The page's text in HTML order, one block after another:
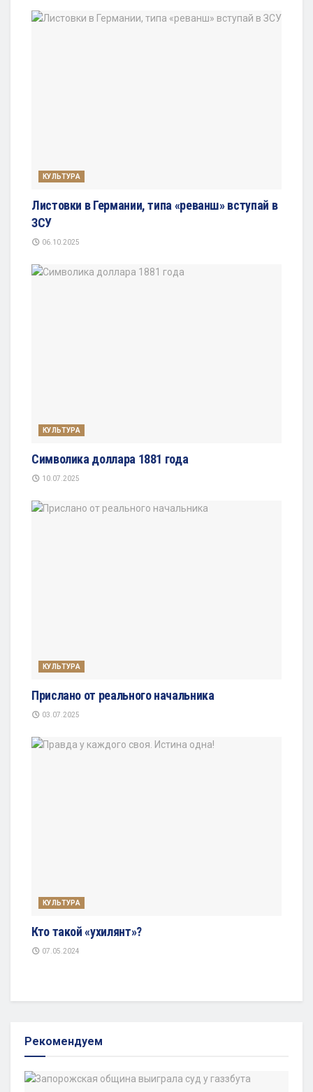
КУЛЬТУРА
Листовки в Германии, типа «реванш» вступай в
ЗСУ
06.10.2025
КУЛЬТУРА
Символика доллара 1881 года
10.07.2025
КУЛЬТУРА
Прислано от реального начальника
03.07.2025
КУЛЬТУРА
Кто такой «ухилянт»?
07.05.2024
Рекомендуем